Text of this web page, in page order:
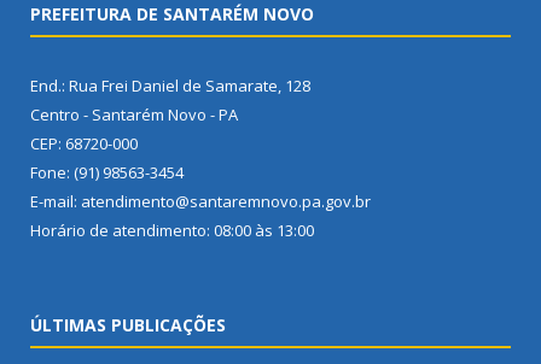
PREFEITURA DE SANTARÉM NOVO
End.: Rua Frei Daniel de Samarate, 128
Centro - Santarém Novo - PA
CEP: 68720-000
Fone: (91) 98563-3454
E-mail: atendimento@santaremnovo.pa.gov.br
Horário de atendimento: 08:00 às 13:00
ÚLTIMAS PUBLICAÇÕES